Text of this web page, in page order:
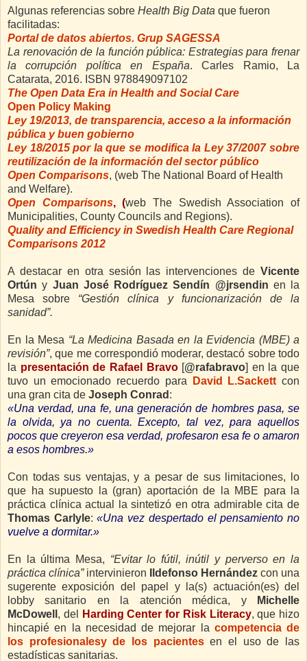
Algunas referencias sobre Health Big Data que fueron
facilitadas:
Portal de datos abiertos. Grup SAGESSA
La renovación de la función pública: Estrategias para frenar
la corrupción política en España. Carles Ramio, La
Catarata, 2016. ISBN 978849097102
The Open Data Era in Health and Social Care
Open Policy Making
Ley 19/2013, de transparencia, acceso a la información
pública y buen gobierno
Ley 18/2015 por la que se modifica la Ley 37/2007 sobre
reutilización de la información del sector público
Open Comparisons, (web The National Board of Health
and Welfare).
Open Comparisons, (web The Swedish Association of
Municipalities, County Councils and Regions).
Quality and Efficiency in Swedish Health Care Regional
Comparisons 2012
A destacar en otra sesión las intervenciones de Vicente
Ortún y Juan José Rodríguez Sendín @jrsendin en la
Mesa sobre “Gestión clínica y funcionarización de la
sanidad”.
En la Mesa “La Medicina Basada en la Evidencia (MBE) a
revisión”, que me correspondió moderar, destacó sobre todo
la presentación de Rafael Bravo[@rafabravo] en la que
tuvo un emocionado recuerdo para
David L.Sackettcon
una gran cita de Joseph Conrad :
«Una verdad, una fe, una generación de hombres pasa, se
la olvida, ya no cuenta. Excepto, tal vez, para aquellos
pocos que creyeron esa verdad, profesaron esa fe o amaron
a esos hombres.»
Con todas sus ventajas, y a pesar de sus limitaciones, lo
que ha supuesto la (gran) aportación de la MBE para la
práctica clínica actual la sintetizó en otra admirable cita de
Thomas Carlyle:«Una vez despertado el pensamiento no
vuelve a dormitar.»
En la última Mesa, “Evitar lo fútil, inútil y perverso en la
práctica clínica” intervinieron Ildefonso Hernández con una
sugerente exposición del papel y la(s) actuación(es) del
lobby sanitario en la atención médica, y
Michelle
McDowell , del Harding Center for Risk Literacy, que hizo
hincapié en la necesidad de mejorar la competencia de
los profesionalesy de los pacientesen el uso de las
estadísticas sanitarias.